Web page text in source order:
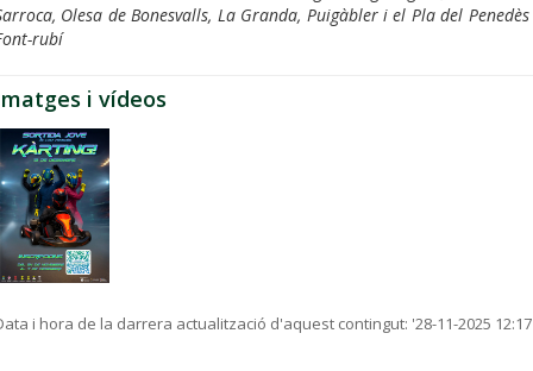
Olesa de Bonesvalls, La Granda, Puigàbler i el Pla del
rubí
i vídeos
i hora de la darrera actualització d'aquest contingut: '28-11-2025 12:17